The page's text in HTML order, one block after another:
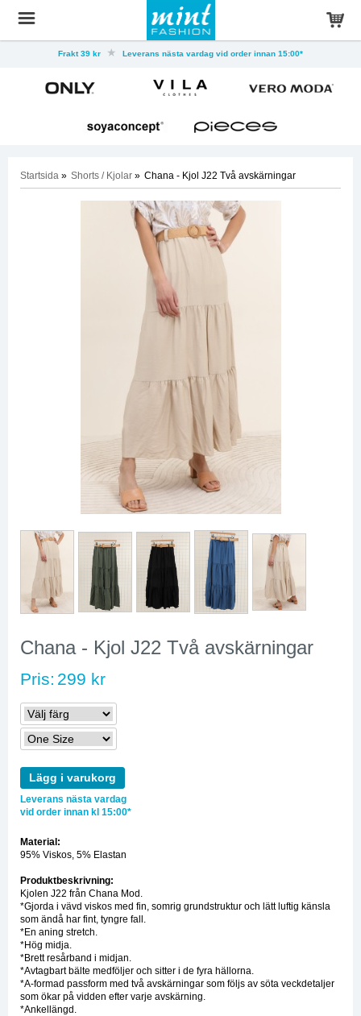
Frakt 39 kr Leverans nästa vardag vid order innan 15:00*
Startsida » Shorts / Kjolar » Chana - Kjol J22 Två avskärningar
Chana - Kjol J22 Två avskärningar
Pris: 299 kr
Lägg i varukorg
Leverans nästa vardag
vid order innan kl 15:00*
Material:
95% Viskos, 5% Elastan
Produktbeskrivning:
Kjolen J22 från Chana Mod.
*Gjorda i vävd viskos med fin, somrig grundstruktur och lätt luftig känsla
som ändå har fint, tyngre fall.
*En aning stretch.
*Hög midja.
*Brett resårband i midjan.
*Avtagbart bälte medföljer och sitter i de fyra hällorna.
*A-formad passform med två avskärningar som följs av söta veckdetaljer
som ökar på vidden efter varje avskärning.
*Ankellängd.